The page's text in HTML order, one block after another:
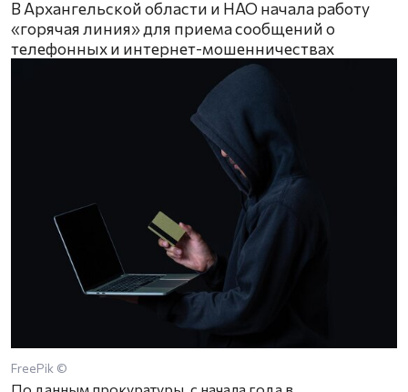
В Архангельской области и НАО начала работу
«горячая линия» для приема сообщений о
телефонных и интернет-мошенничествах
FreePik ©